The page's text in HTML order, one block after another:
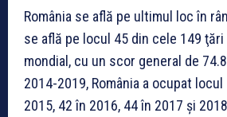
România se află pe ultimul loc în
se află pe locul 45 din cele 149 ţări
mondial, cu un scor general de
2014-2019, România a ocupat
2015, 42 în 2016, 44 în 2017 şi